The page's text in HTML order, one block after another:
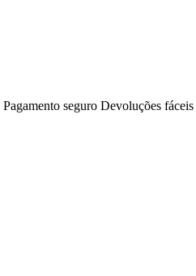
Pagamento seguro Devoluções fáceis